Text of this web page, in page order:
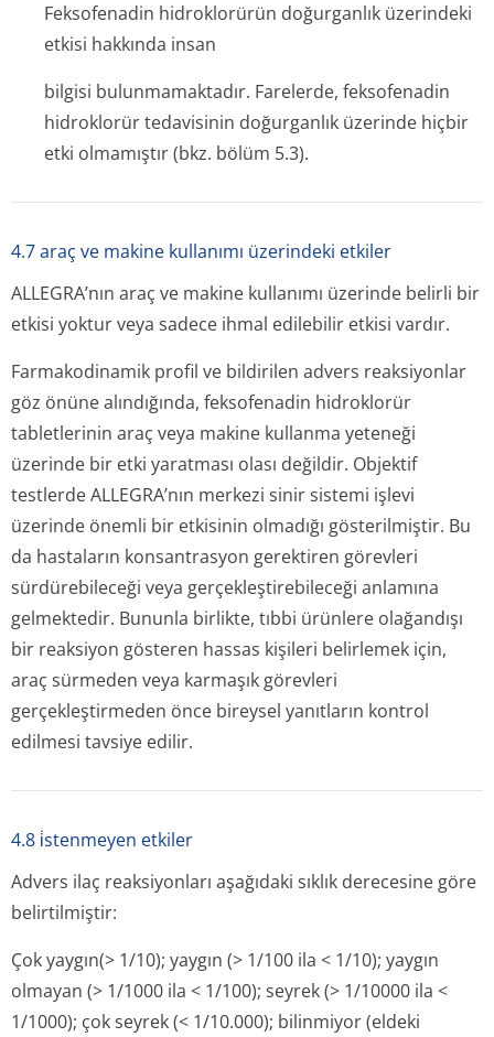
Feksofenadin hidroklorürün doğurganlık üzerindeki
etkisi hakkında insan
bilgisi bulunmamaktadır. Farelerde, feksofenadin
hidroklorür tedavisinin doğurganlık üzerinde hiçbir
etki olmamıştır (bkz. bölüm 5.3).
4.7 araç ve makine kullanımı üzerindeki etkiler
ALLEGRA’nın araç ve makine kullanımı üzerinde belirli bir
etkisi yoktur veya sadece ihmal edilebilir etkisi vardır.
Farmakodinamik profil ve bildirilen advers reaksiyonlar
göz önüne alındığında, feksofenadin hidroklorür
tabletlerinin araç veya makine kullanma yeteneği
üzerinde bir etki yaratması olası değildir. Objektif
testlerde ALLEGRA’nın merkezi sinir sistemi işlevi
üzerinde önemli bir etkisinin olmadığı gösterilmiştir. Bu
da hastaların konsantrasyon gerektiren görevleri
sürdürebileceği veya gerçekleştire­bileceği anlamına
gelmektedir. Bununla birlikte, tıbbi ürünlere olağandışı
bir reaksiyon gösteren hassas kişileri belirlemek için,
araç sürmeden veya karmaşık görevleri
gerçekleştirmeden önce bireysel yanıtların kontrol
edilmesi tavsiye edilir.
4.8 i̇stenmeyen etkiler
Advers ilaç reaksiyonları aşağıdaki sıklık derecesine göre
belirtilmiştir:
Çok yaygın(> 1/10); yaygın (> 1/100 ila < 1/10); yaygın
olmayan (> 1/1000 ila < 1/100); seyrek (> 1/10000 ila <
1/1000); çok seyrek (< 1/10.000); bilinmiyor (eldeki